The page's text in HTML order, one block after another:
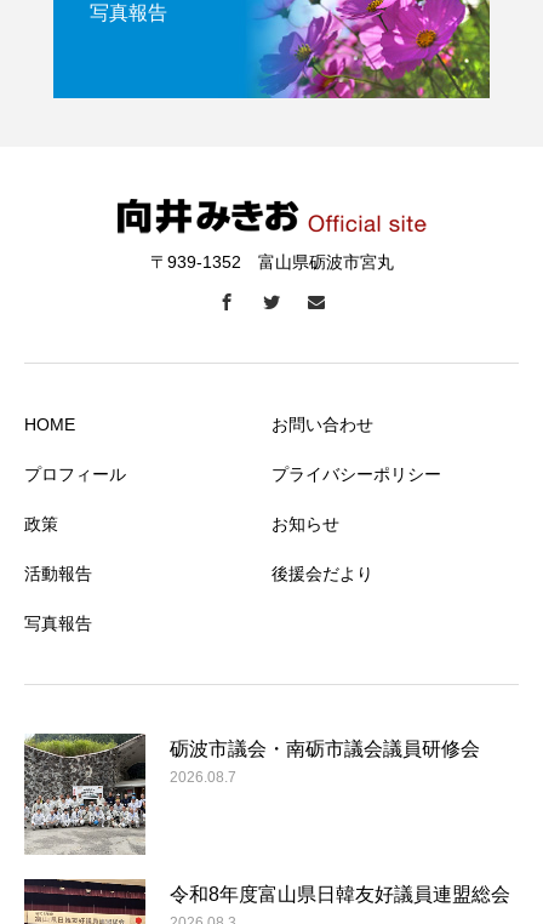
写真報告
〒939-1352 富山県砺波市宮丸
HOME
プロフィール
政策
活動報告
写真報告
お問い合わせ
プライバシーポリシー
お知らせ
後援会だより
砺波市議会・南砺市議会議員研修会
2026.08.7
令和8年度富山県日韓友好議員連盟総会